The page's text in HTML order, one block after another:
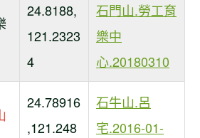
24.8188,
121.2323
4
石門山.勞工育
樂中
心.20180310
24.78916
,121.248
石牛山.呂
宅.2016-01-